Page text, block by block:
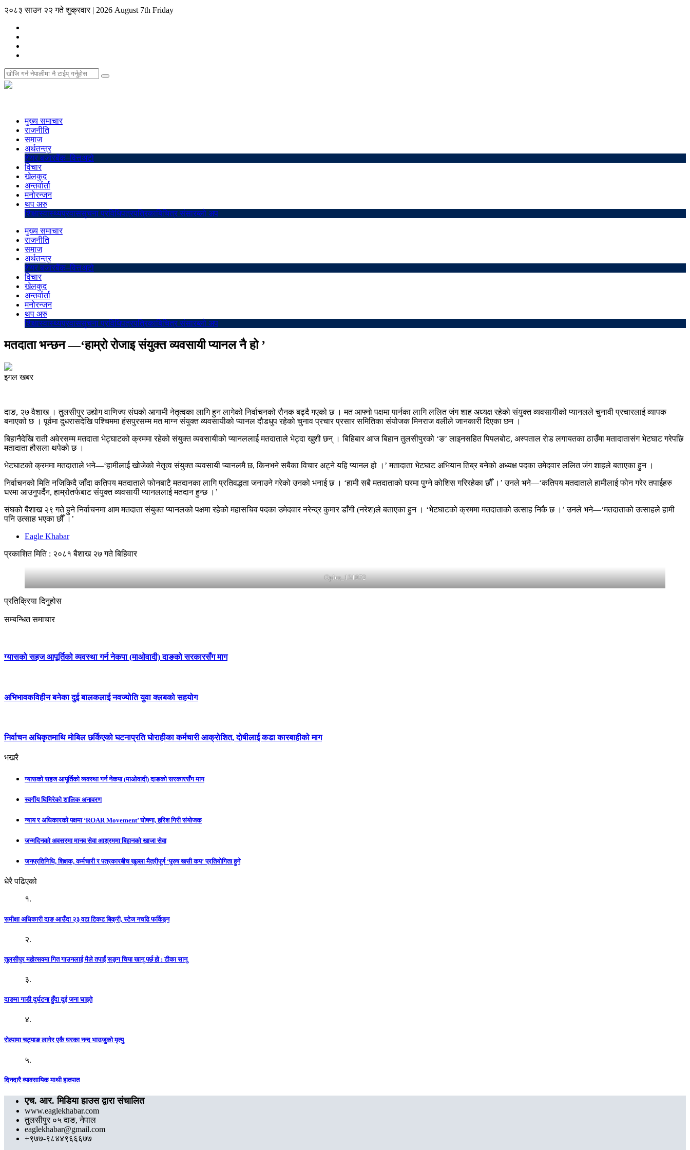
२०८३ साउन २२ गते शुक्रवार | 2026 August 7th Friday
मुख्य समाचार
राजनीति
समाज
अर्थतन्त्र
शेयर बजारबैंक–वित्तअटो
विचार
खेलकुद
अन्तर्वार्ता
मनोरन्जन
थप अरु
शिक्षास्वास्थ्यप्रवाससुचना प्रविधिपत्रपत्रिकाबिचित्र संसारब्लो अप
मुख्य समाचार
राजनीति
समाज
अर्थतन्त्र
शेयर बजारबैंक–वित्तअटो
विचार
खेलकुद
अन्तर्वार्ता
मनोरन्जन
थप अरु
शिक्षास्वास्थ्यप्रवाससुचना प्रविधिपत्रपत्रिकाबिचित्र संसारब्लो अप
मतदाता भन्छन —‘हाम्रो रोजाइ संयुक्त व्यवसायी प्यानल नै हो ’
इगल खबर
दाङ, २७ वैशाख । तुलसीपुर उद्योग वाणिज्य संघको आगामी नेतृत्वका लागि हुन लागेको निर्वाचनको रौनक बढ्दै गएको छ । मत आफ्नो पक्षमा पार्नका लागि ललित जंग शाह अध्यक्ष रहेको संयुक्त व्यवसायीको प्यानलले चुनावी प्रचारलाई व्यापक
बनाएको छ । पूर्वमा दुधरासदेखि पश्चिममा हंसपुरसम्म मत माग्न संयुक्त व्यवसायीको प्यानल दौडधुप रहेको चुनाव प्रचार प्रसार समितिका संयोजक मिनराज वलीले जानकारी दिएका छन ।
बिहानैदेखि राती अवेरसम्म मतदाता भेट्घाटको क्रममा रहेको संयुक्त व्यवसायीको प्यानललाई मतदाताले भेट्दा खुशी छन् । बिहिबार आज बिहान तुलसीपुरको ‘ङ’ लाइनसहित पिपलबोट, अस्पताल रोड लगायतका ठाउँमा मतादातासंग भेटघाट गरेपछि
मतादाता हौसला थपेको छ ।
भेटघाटको क्रममा मतदाताले भने—‘हामीलाई खोजेको नेतृत्व संयुक्त व्यवसायी प्यानलमै छ, किनभने सबैका विचार अट्ने यहि प्यानल हो ।’ मतादाता भेटघाट अभियान तिब्र बनेको अध्यक्ष पदका उमेदवार ललित जंग शाहले बताएका हुन ।
निर्वाचनको मिति नजिकिदै जाँदा कतिपय मतदाताले फोनबाटै मतदानका लागि प्रतिवद्धता जनाउने गरेको उनको भनाई छ । ‘हामी सबै मतदाताको घरमा पुग्ने कोशिस गरिरहेका छौँ ।’ उनले भने—‘कतिपय मतदाताले हामीलाई फोन गरेर तपाईहरु
घरमा आउनुपर्दैन, हाम्रोतर्फबाट संयुक्त व्यवसायी प्यानललाई मतदान हुन्छ ।’
संघको बैशाख २९ गते हुने निर्वाचनमा आम मतदाता संयुक्त प्यानलको पक्षमा रहेको महासचिव पदका उमेदवार नरेन्द्र कुमार डाँगी (नरेश)ले बताएका हुन । ‘भेटघाटको क्रममा मतदाताको उत्साह निकै छ ।’ उनले भने—‘मतदाताको उत्साहले हामी
पनि उत्साह भएका छौँ ।’
Eagle Khabar
प्रकाशित मिति : २०८१ बैशाख २७ गते बिहिवार
Oplus_131072
प्रतिक्रिया दिनुहोस
सम्बन्धित समाचार
ग्यासको सहज आपूर्तिको व्यवस्था गर्न नेकपा (माओवादी) दाङको सरकारसँग माग
अभिभावकविहीन बनेका दुई बालकलाई नवज्योति युवा क्लबको सहयोग
निर्वाचन अधिकृतमाथि मोबिल छर्किएको घटनाप्रति घोराहीका कर्मचारी आक्रोशित, दोषीलाई कडा कारबाहीको माग
भखरै
ग्यासको सहज आपूर्तिको व्यवस्था गर्न नेकपा (माओवादी) दाङको सरकारसँग माग
स्वर्गीय घिमिरेको शालिक अनावरण
न्याय र अधिकारको पक्षमा ‘ROAR Movement’ घोषणा, हरिश गिरी संयोजक
जन्मदिनको अवसरमा मानव सेवा आश्रममा बिहानको खाजा सेवा
जनप्रतिनिधि, शिक्षक, कर्मचारी र पत्रकारबीच खुल्ला मैत्रीपूर्ण ‘पुरुष खसी कप’ प्रतियोगिता हुने
धेरै पढिएको
१.
समीक्षा अधिकारी दाङ आउँदा २३ वटा टिकट बिक्री, स्टेज नचढि फर्किइन
२.
तुलसीपुर महोत्सवमा गित गाउनलाई मैले तपाईं सङ्ग चिया खानु पर्छ हो : टीका सानु
३.
दाङमा गाडी दुर्घटना हुँदा दुई जना घाइते
४.
रोल्पामा चट्याङ लागेर एकै घरका नन्द भाउजुको मृत्यु
५.
दिनदारै व्यावसायिक माथी हातपात
एच. आर. मिडिया हाउस द्वारा संचालित
www.eaglekhabar.com
तुलसीपुर ०५ दाङ, नेपाल
eaglekhabar@gmail.com
+९७७-९८४४९६६६७७